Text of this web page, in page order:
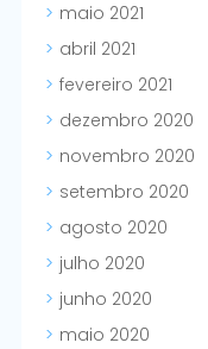
maio 2021
abril 2021
fevereiro 2021
dezembro 2020
novembro 2020
setembro 2020
agosto 2020
julho 2020
junho 2020
maio 2020